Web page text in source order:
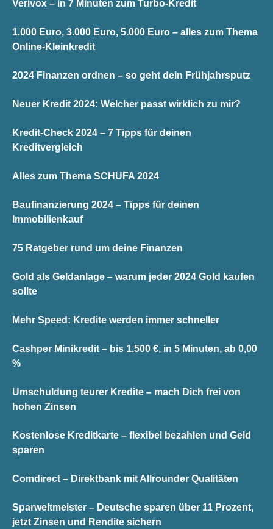
Verivox – in 7 Minuten zum Turbo-Kredit
1.000 Euro, 3.000 Euro, 5.000 Euro – alles zum Thema
Online-Kleinkredit
2024 Finanzen ordnen – so geht dein Frühjahrsputz
Neuer Kredit 2024: Welcher passt wirklich zu mir?
Kredit-Check 2024 – 7 Tipps für deinen
Kreditvergleich
Alles zum Thema SCHUFA 2024
Baufinanzierung 2024 – Tipps für deinen
Immobilienkauf
75 Ratgeber rund um deine Finanzen
Gold als Geldanlage – warum jeder 2024 Gold kaufen
sollte
Mehr Speed: Kredite werden immer schneller
Cashper Minikredit – bis 1.500 €, in 5 Minuten, ab 0,00
%
Umschuldung teurer Kredite – mach Dich frei von
hohen Zinsen
Kostenlose Kreditkarte – flexibel bezahlen und Geld
sparen
Comdirect – Direktbank mit Allrounder Qualitäten
Sparweltmeister – Deutsche sparen über 11 Prozent,
jetzt Zinsen und Rendite sichern